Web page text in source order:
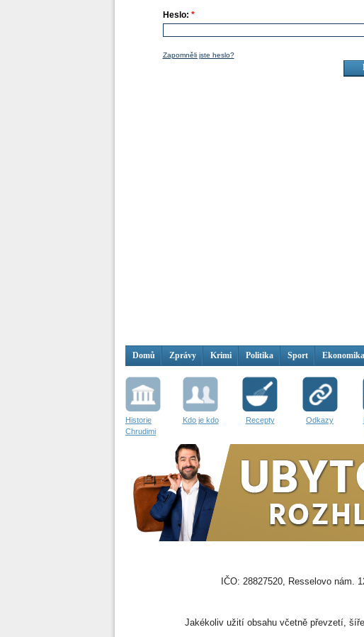
Heslo: *
Zapomněli jste heslo?
Domů Zprávy Krimi Politika Sport Ekonomika
Historie
Chrudimi
Kdo je kdo Recepty Odkazy
IČO: 28827520, Resselovo nám.
Jakékoliv užití obsahu včetně převzetí,